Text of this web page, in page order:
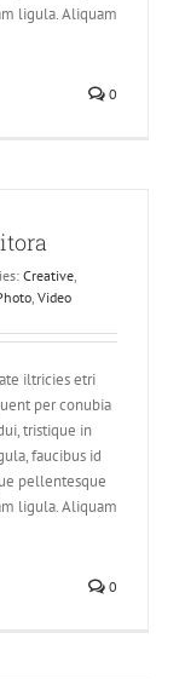
ligula. Aliquam
0
Creative,
, Video
iltricies etri
per conubia
tristique in
faucibus id
pellentesque
ligula. Aliquam
0